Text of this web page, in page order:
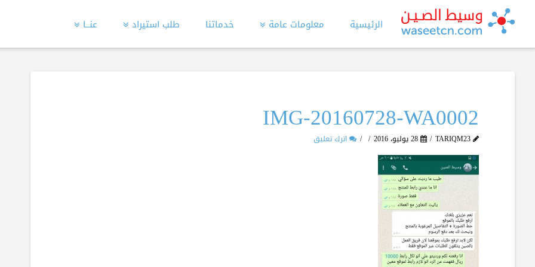
الرئيسية معلومات عامة خدماتنا طلب استيراد عنــا
IMG-20160728-WA0002
TARIQM23 28 يوليو، 2016 اترك تعليق